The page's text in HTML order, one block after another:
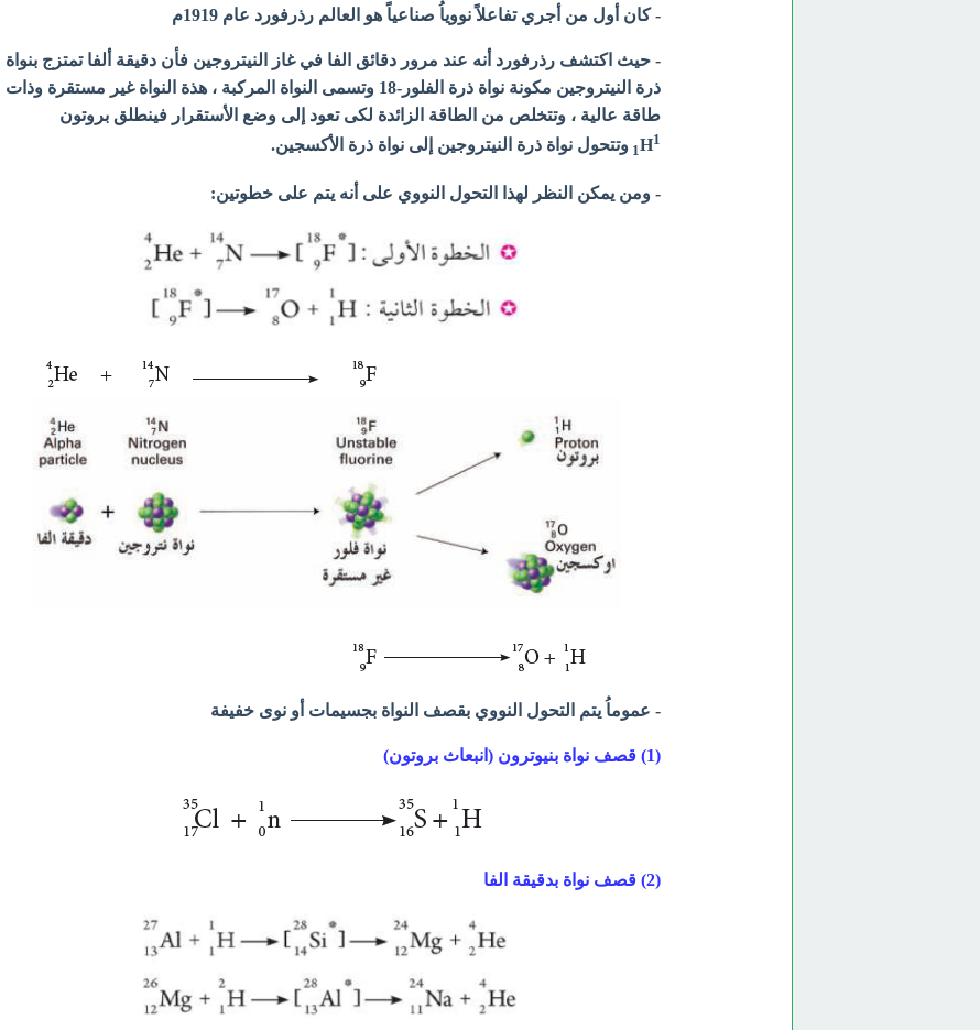
- كان أول من أجري تفاعلاً نووياُ صناعياً هو العالم رذرفورد عام 1919م
- حيث اكتشف رذرفورد أنه عند مرور دقائق الفا في غاز النيتروجين فأن دقيقة ألفا تمتزج بنواة
ذرة النيتروجين مكونة نواة ذرة الفلور-18 وتسمى النواة المركبة ، هذة النواة غير مستقرة وذات
طاقة عالية ، وتتخلص من الطاقة الزائدة لكى تعود إلى وضع الأستقرار فينطلق بروتون
1H1 وتتحول نواة ذرة النيتروجين إلى نواة ذرة الأكسجين.
- ومن يمكن النظر لهذا التحول النووي على أنه يتم على خطوتين:
- عموماُ يتم التحول النووي بقصف النواة بجسيمات أو نوى خفيفة
(1) قصف نواة بنيوترون (انبعاث بروتون)
(2) قصف نواة بدقيقة الفا